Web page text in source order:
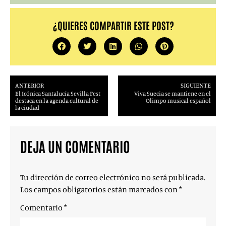
¿QUIERES COMPARTIR ESTE POST?
ANTERIOR
El Icónica Santalucía Sevilla Fest
destaca en la agenda cultural de
la ciudad
SIGUIENTE
Viva Suecia se mantiene en el
Olimpo musical español
DEJA UN COMENTARIO
Tu dirección de correo electrónico no será publicada.
Los campos obligatorios están marcados con*
Comentario *